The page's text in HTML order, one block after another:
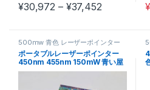
¥30,972 – ¥37,452価格帯: ¥
500mw 青色 レーザーポインター
ポータブルレーザーポインター
450nm 455nm 150mW 青い屋
外サバイバル懐中電灯